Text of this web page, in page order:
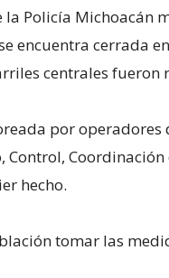
Policía Michoacán
encuentra cerrada
centrales fueron
por operadores
Control,
hecho.
tomar las